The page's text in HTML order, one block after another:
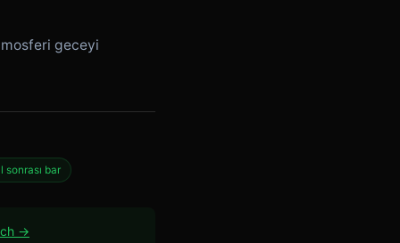
geceyi
sonrası bar
→